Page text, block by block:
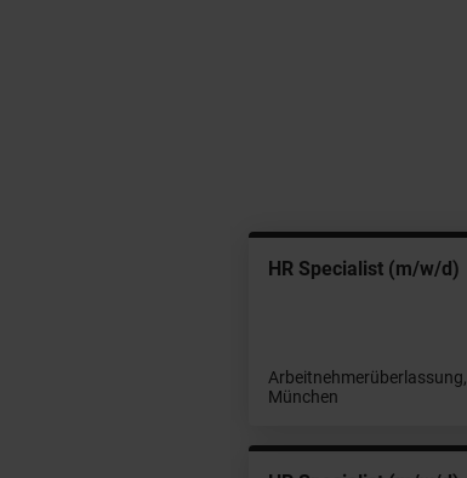
HR Specialist (m/w/d)
Arbeitnehmerüberlassung,
München